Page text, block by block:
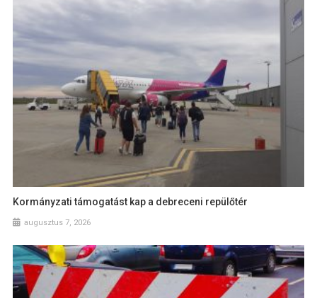
Kormányzati támogatást kap a debreceni repülőtér
augusztus 7, 2026